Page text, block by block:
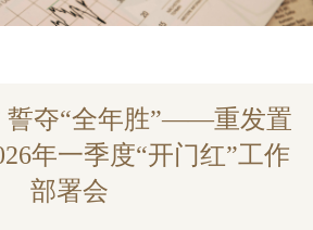
誓夺“全年胜”——重发置
年一季度“开门红”工作
部署会